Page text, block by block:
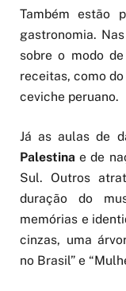
Também estão
gastronomia.
sobre o modo
receitas, como
ceviche peruano.
Já as aulas de
Palestina e de
Sul. Outros
duração do
memórias e
cinzas, uma
no Brasil” e